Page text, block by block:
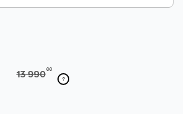
13 99000